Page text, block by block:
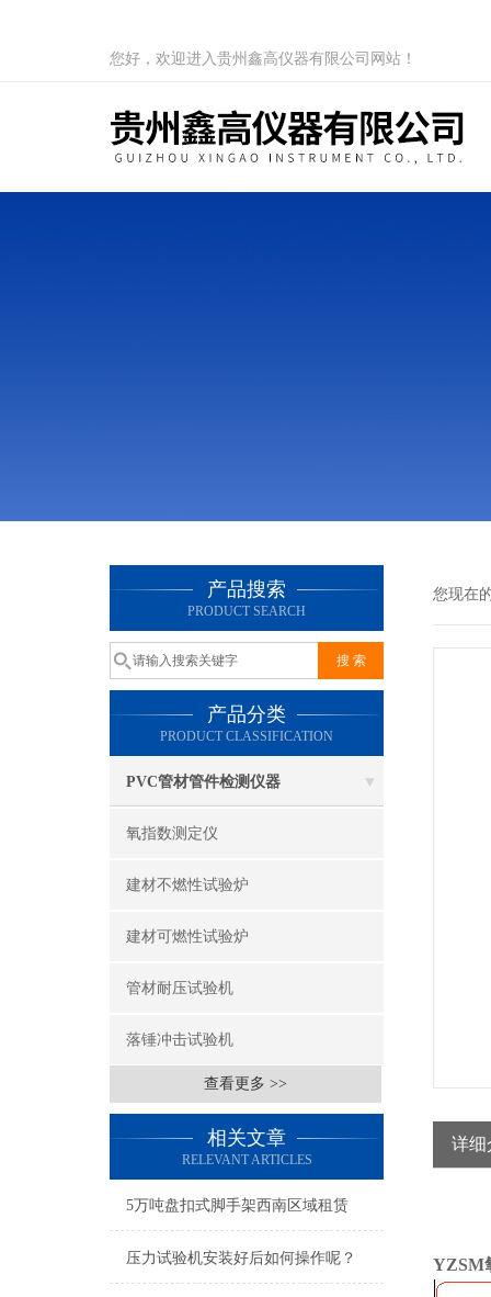
您好，欢迎进入贵州鑫高仪器有限公司网站！
产品搜索
PRODUCT SEARCH
产品分类
PRODUCT CLASSIFICATION
PVC管材管件检测仪器
氧指数测定仪
建材不燃性试验炉
建材可燃性试验炉
管材耐压试验机
落锤冲击试验机
查看更多 >>
相关文章
RELEVANT ARTICLES
5万吨盘扣式脚手架西南区域租赁
压力试验机安装好后如何操作呢？
您现在
详细
YZSM